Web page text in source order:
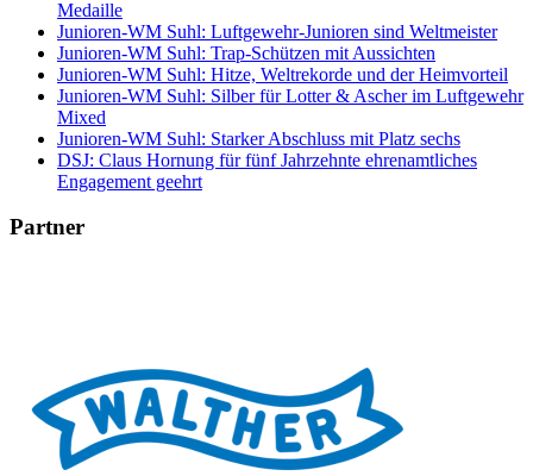
Medaille
Junioren-WM Suhl: Luftgewehr-Junioren sind Weltmeister
Junioren-WM Suhl: Trap-Schützen mit Aussichten
Junioren-WM Suhl: Hitze, Weltrekorde und der Heimvorteil
Junioren-WM Suhl: Silber für Lotter & Ascher im Luftgewehr
Mixed
Junioren-WM Suhl: Starker Abschluss mit Platz sechs
DSJ: Claus Hornung für fünf Jahrzehnte ehrenamtliches
Engagement geehrt
Partner